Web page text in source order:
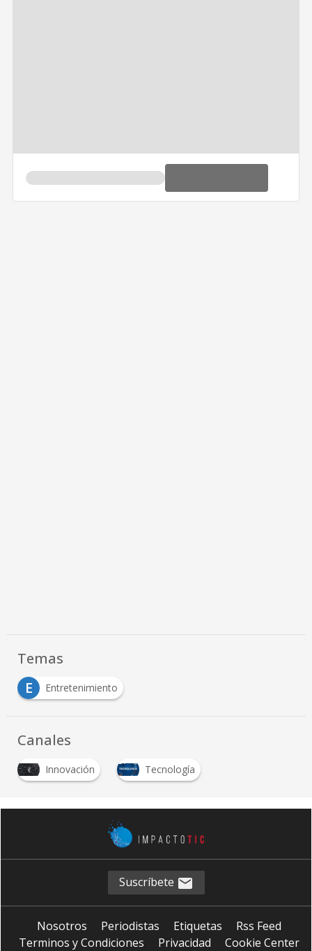
Temas
E
Entretenimiento
Canales
Innovación Tecnología
Suscríbete
Nosotros Periodistas Etiquetas
Rss Feed
Terminos y Condiciones
Privacidad Cookie Center